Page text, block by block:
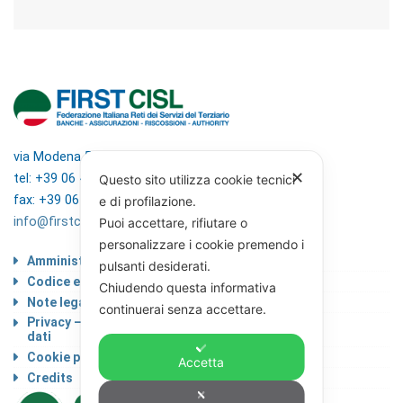
via Modena 5, 00184 Roma
tel: +39 06 4746351
fax: +39 06 4746136
info@firstcisl.it
Amministrazione trasparente
Codice etico
Note legali
Privacy – Informativa sul trattamento dei
dati
Cookie policy
Credits
✕
Questo sito utilizza cookie tecnici
e di profilazione.
Puoi accettare, rifiutare o
personalizzare i cookie premendo i
pulsanti desiderati.
Chiudendo questa informativa
continuerai senza accettare.
Accetta